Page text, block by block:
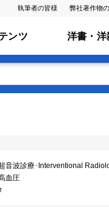
執筆者の皆様 弊社著作物
ンツ 洋書・洋
音波診療･Interventional
血圧